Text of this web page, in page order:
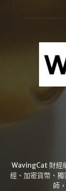
WavingCat 財經
經、加密貨幣、
師